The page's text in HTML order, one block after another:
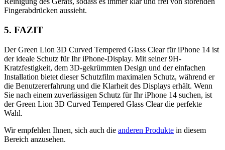
Fingerabdrücken aussieht.
5. FAZIT
Der Green Lion 3D Curved Tempered Glass Clear für iPhone 14 ist
der ideale Schutz für Ihr iPhone-Display. Mit seiner 9H-
Kratzfestigkeit, dem 3D-gekrümmten Design und der einfachen
Installation bietet dieser Schutzfilm maximalen Schutz, während er
die Benutzererfahrung und die Klarheit des Displays erhält. Wenn
Sie nach einem zuverlässigen Schutz für Ihr iPhone 14 suchen, ist
der Green Lion 3D Curved Tempered Glass Clear die perfekte
Wahl.
Wir empfehlen Ihnen, sich auch die anderen Produkte in diesem
Bereich anzusehen.